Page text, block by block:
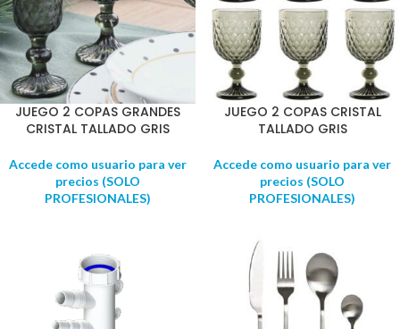
JUEGO 2 COPAS GRANDES
CRISTAL TALLADO GRIS
Accede como usuario para ver
precios (SOLO
PROFESIONALES)
JUEGO 2 COPAS CRISTAL
TALLADO GRIS
Accede como usuario para ver
precios (SOLO
PROFESIONALES)